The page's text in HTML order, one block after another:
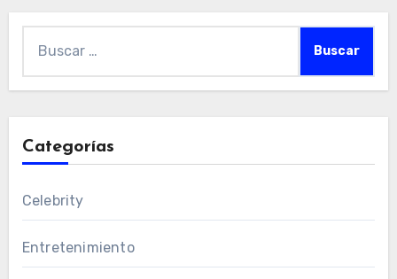
Categorías
Celebrity
Entretenimiento